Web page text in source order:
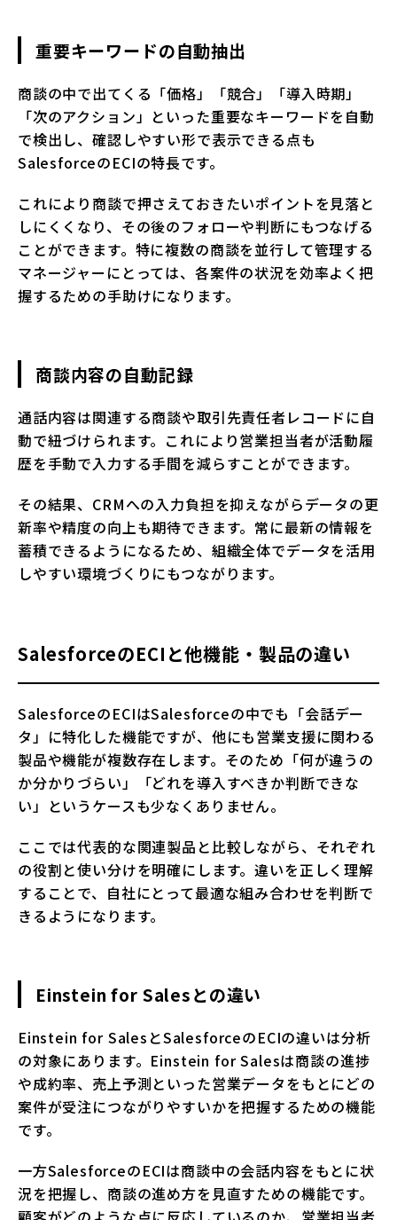
重要キーワードの自動抽出
商談の中で出てくる「価格」「競合」「導入時期」
「次のアクション」といった重要なキーワードを自動
で検出し、確認しやすい形で表示できる点も
SalesforceのECIの特長です。
これにより商談で押さえておきたいポイントを見落と
しにくくなり、その後のフォローや判断にもつなげる
ことができます。特に複数の商談を並行して管理する
マネージャーにとっては、各案件の状況を効率よく把
握するための手助けになります。
商談内容の自動記録
通話内容は関連する商談や取引先責任者レコードに自
動で紐づけられます。これにより営業担当者が活動履
歴を手動で入力する手間を減らすことができます。
その結果、CRMへの入力負担を抑えながらデータの更
新率や精度の向上も期待できます。常に最新の情報を
蓄積できるようになるため、組織全体でデータを活用
しやすい環境づくりにもつながります。
SalesforceのECIと他機能・製品の違い
SalesforceのECIはSalesforceの中でも「会話デー
タ」に特化した機能ですが、他にも営業支援に関わる
製品や機能が複数存在します。そのため「何が違うの
か分かりづらい」「どれを導入すべきか判断できな
い」というケースも少なくありません。
ここでは代表的な関連製品と比較しながら、それぞれ
の役割と使い分けを明確にします。違いを正しく理解
することで、自社にとって最適な組み合わせを判断で
きるようになります。
Einstein for Salesとの違い
Einstein for SalesとSalesforceのECIの違いは分析
の対象にあります。Einstein for Salesは商談の進捗
や成約率、売上予測といった営業データをもとにどの
案件が受注につながりやすいかを把握するための機能
です。
一方SalesforceのECIは商談中の会話内容をもとに状
況を把握し、商談の進め方を見直すための機能です。